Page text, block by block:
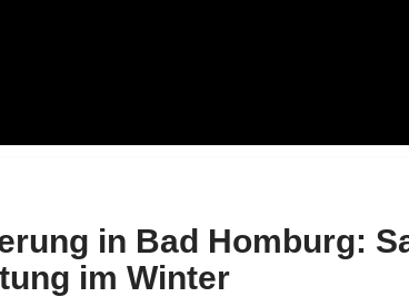
in Bad Homburg:
im Winter